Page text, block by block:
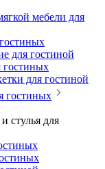
мебели для
для гостиной
гостиных
для гостиной
гостиных
стулья для